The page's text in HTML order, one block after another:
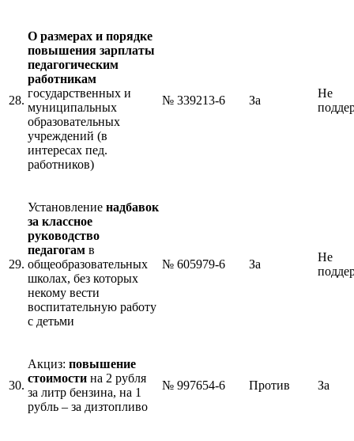
28.
О размерах и порядке
повышения зарплаты
педагогическим
работникам
государственных и
муниципальных
образовательных
учреждений (в
интересах пед.
работников)
№ 339213-6 За
Не
29.
Установление надбавок
за классное
руководство
педагогам в
общеобразовательных
школах, без которых
некому вести
воспитательную работу
с детьми
№ 605979-6 За
Не
30.
Акциз: повышение
стоимости на 2 рубля
за литр бензина, на 1
рубль – за дизтопливо
№ 997654-6 Против За